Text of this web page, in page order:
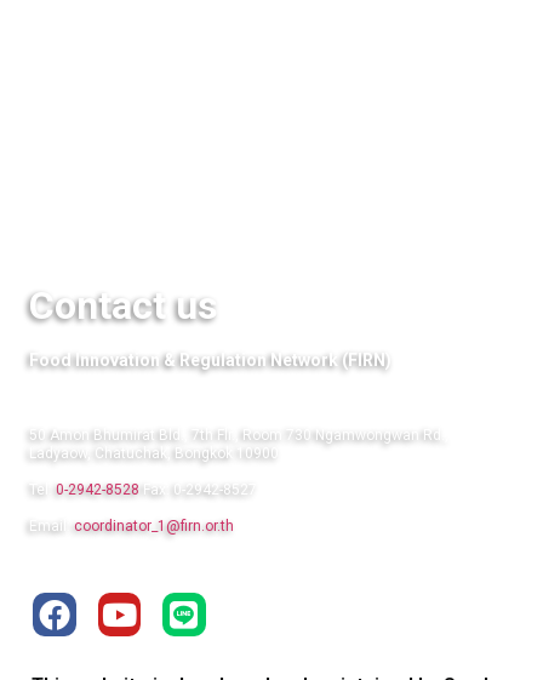
Contact us
Food Innovation & Regulation Network (FIRN)
50 Amon Bhumirat Bld., 7th Flr., Room 730 Ngamwongwan Rd.,
Ladyaow, Chatuchak, Bongkok 10900
Tel: 0-2942-8528 Fax: 0-2942-8527
Email: coordinator_1@firn.or.th